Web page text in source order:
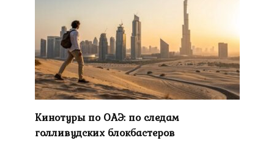
Кинотуры по ОАЭ: по следам
голливудских блокбастеров